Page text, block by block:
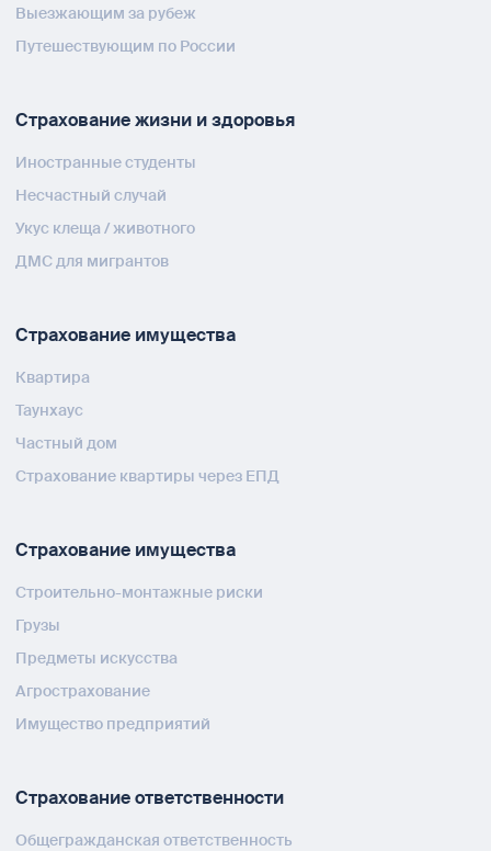
Выезжающим за рубеж
Путешествующим по России
Страхование жизни и здоровья
Иностранные студенты
Несчастный случай
Укус клеща / животного
ДМС для мигрантов
Страхование имущества
Квартира
Таунхаус
Частный дом
Страхование квартиры через ЕПД
Страхование имущества
Строительно-монтажные риски
Грузы
Предметы искусства
Агрострахование
Имущество предприятий
Страхование ответственности
Общегражданская ответственность